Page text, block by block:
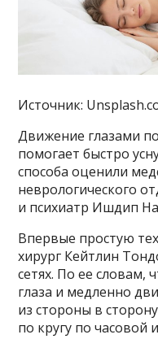
Источник:
Движение глазами
помогает быстро
способа оценили
неврологического
и психиатр Ишдип
Впервые простую
хирург Кейтлин
сетях. По ее словам,
глаза и медленно
из стороны в
по кругу по часовой